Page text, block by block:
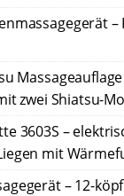
zwei Shiatsu-
3603S –
mit
– 12-